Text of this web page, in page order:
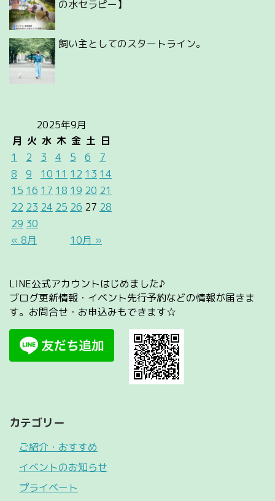
の水セラピー】
飼い主としてのスタートライン。
2025年9月
月 火 水 木 金 土 日
« 8月 10月 »
1 2 3 4 5 6
7
8
9 10 11 12 13 14
15 16 17 18 19 20 21
22 23 24 25 26 27 28
29 30
LINE公式アカウントはじめました♪
ブログ更新情報・イベント先行予約などの情報が届きま
す。お問合せ・お申込みもできます☆
カテゴリー
ご紹介・おすすめ
イベントのお知らせ
プライベート